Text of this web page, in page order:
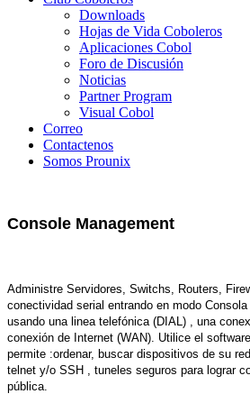
Downloads
Hojas de Vida Coboleros
Aplicaciones Cobol
Foro de Discusión
Noticias
Partner Program
Visual Cobol
Correo
Contactenos
Somos Prounix
Console Management
Administre Servidores, Switchs, Routers,
conectividad serial entrando en modo
usando una linea telefónica (DIAL) , una
conexión de Internet (WAN). Utilice el
permite :ordenar, buscar dispositivos de su
telnet y/o SSH , tuneles seguros para lograr
pública.